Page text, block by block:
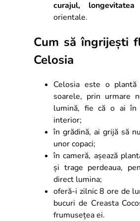
curajul, longevitatea
orientale.
Cum să îngrijești
Celosia
Celosia este o plantă
soarele, prin urmare
lumină, fie că o ai în
interior;
în grădină, ai grijă să
unor copaci;
în cameră, așează
și trage perdeaua,
direct lumina;
oferă-i zilnic 8 ore de
bucuri de Creasta
frumusețea ei.